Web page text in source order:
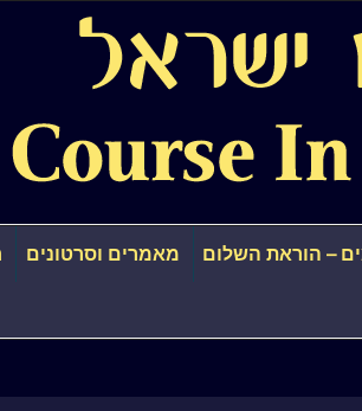
– הוראת השלום מאמרים וסרטונים